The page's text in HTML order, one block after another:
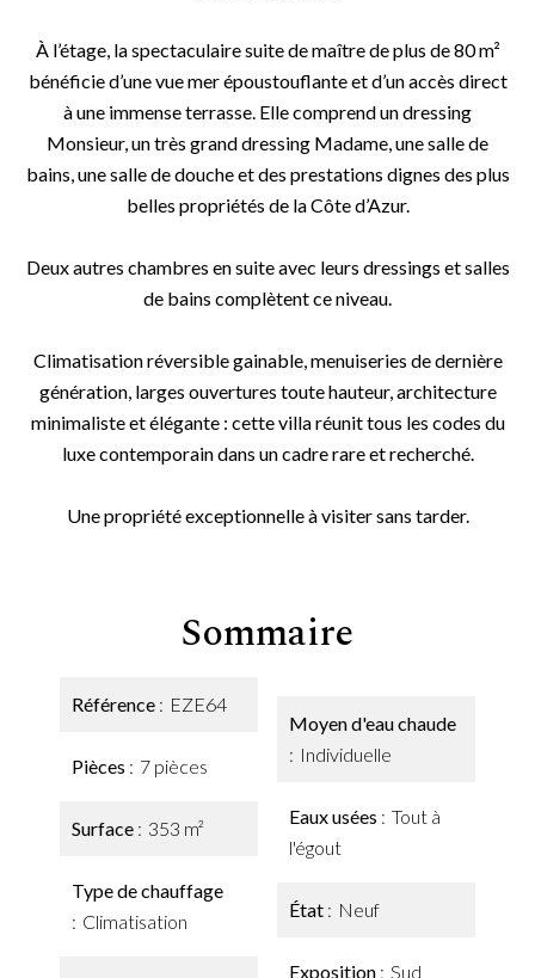
À l’étage, la spectaculaire suite de maître de plus de 80 m²
bénéficie d’une vue mer époustouflante et d’un accès direct
à une immense terrasse. Elle comprend un dressing
Monsieur, un très grand dressing Madame, une salle de
bains, une salle de douche et des prestations dignes des plus
belles propriétés de la Côte d’Azur.
Deux autres chambres en suite avec leurs dressings et salles
de bains complètent ce niveau.
Climatisation réversible gainable, menuiseries de dernière
génération, larges ouvertures toute hauteur, architecture
minimaliste et élégante : cette villa réunit tous les codes du
luxe contemporain dans un cadre rare et recherché.
Une propriété exceptionnelle à visiter sans tarder.
Sommaire
Référence EZE64
Pièces 7 pièces
Surface 353 m²
Type de chauffage
Climatisation
Moyen d'eau chaude
Individuelle
Eaux usées
Tout à
l'égout
État Neuf
Exposition Sud